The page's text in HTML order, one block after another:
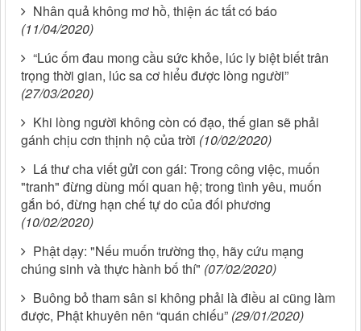
Nhân quả không mơ hồ, thiện ác tất có báo
(11/04/2020)
“Lúc ốm đau mong cầu sức khỏe, lúc ly biệt biết trân
trọng thời gian, lúc sa cơ hiểu được lòng người”
(27/03/2020)
Khi lòng người không còn có đạo, thế gian sẽ phải
gánh chịu cơn thịnh nộ của trời (10/02/2020)
Lá thư cha viết gửi con gái: Trong công việc, muốn
"tranh" đừng dùng mối quan hệ; trong tình yêu, muốn
gắn bó, đừng hạn chế tự do của đối phương
(10/02/2020)
Phật dạy: "Nếu muốn trường thọ, hãy cứu mạng
chúng sinh và thực hành bố thí" (07/02/2020)
Buông bỏ tham sân si không phải là điều ai cũng làm
được, Phật khuyên nên “quán chiếu” (29/01/2020)